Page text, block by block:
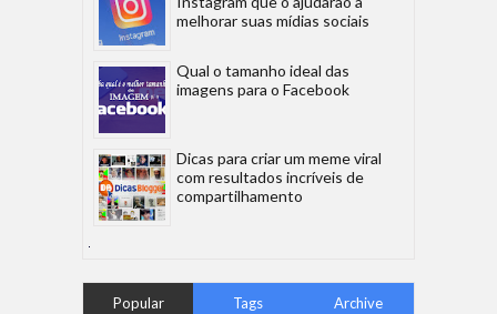
melhorar suas mídias sociais
Qual o tamanho ideal das
imagens para o Facebook
Dicas para criar um meme viral
com resultados incríveis de
compartilhamento
Popular Tags Archive